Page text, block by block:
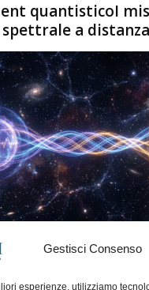
Gestisci Consenso
esperienze, utilizziamo
quantisticoI
spettrale a distanza
Giugno 2026
possono mostrare